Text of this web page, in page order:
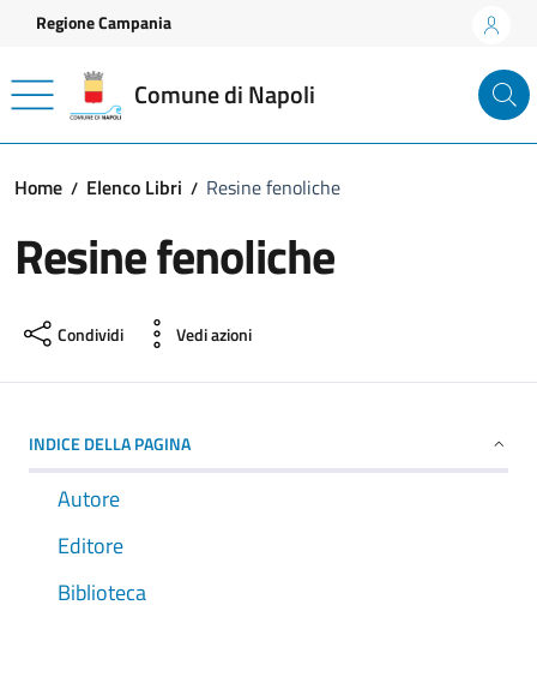
Vai ai contenuti
Vai al footer
Regione Campania
Comune di Napoli
Home Elenco Libri Resine fenoliche
Resine fenoliche
Condividi Vedi azioni
INDICE DELLA PAGINA
Autore
Editore
Biblioteca